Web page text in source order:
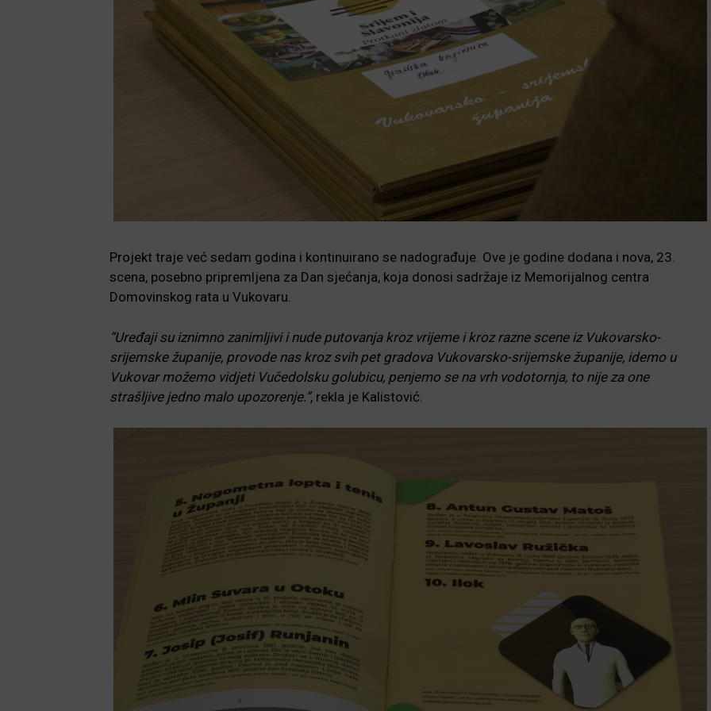
Projekt traje već sedam godina i kontinuirano se nadograđuje. Ove je godine dodana i nova, 23.
scena, posebno pripremljena za Dan sjećanja, koja donosi sadržaje iz Memorijalnog centra
Domovinskog rata u Vukovaru.
“Uređaji su iznimno zanimljivi i nude putovanja kroz vrijeme i kroz razne scene iz Vukovarsko-
srijemske županije, provode nas kroz svih pet gradova Vukovarsko-srijemske županije, idemo u
Vukovar možemo vidjeti Vučedolsku golubicu, penjemo se na vrh vodotornja, to nije za one
strašljive jedno malo upozorenje.”, rekla je Kalistović.